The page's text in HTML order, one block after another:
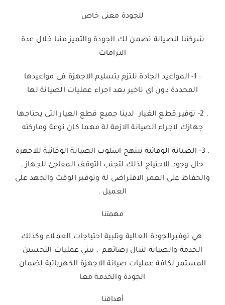
للجودة معنى خاص
شركتنا للصيانة تضمن لك الجودة والتميز مننا خلال عدة
التزامات
: 1- المواعيد الجادة نلتزم بتسليم الاجهزة فى مواعيدها
المحددة دون اى تاخير بعد اجراء عمليات الصيانة لها
. 2- توفير قطع الغيار لدينا جميع قطع الغيار التى يحتاجها
جهازك لاجراء الصيانة الازمة لة مهما كان نوعة وماركته
. 3- الصيانة الوقائية ننتهج اسلوب الصيانة الوقائية للاجهزة
حال وجود الاحتياج لذلك لتجنب التوقف المفاجئ للجهاز ,
والحفاظ على العمر الافتراضى لة وتوفير الوقت والجهد على
العميل .
مهمتنا
هي توفيرالجودة العالية وتلبية احتياجات العملاء وكذلك
الخدمة والصيانة لننال رضائهم , نبني عمليات التحسين
المستمر لكافة عمليات صيانة الاجهزة الكهربائية لضمان
الجودة والخدمة معا
أهدافنا